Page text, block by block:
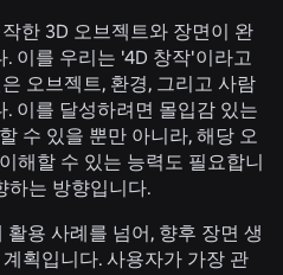
한 3D 오브젝트와 장면이 완
이를 우리는 '4D 창작'이라고
오브젝트, 환경, 그리고 사람
이를 달성하려면 몰입감 있는
수 있을 뿐만 아니라, 해당 오
해할 수 있는 능력도 필요합니
하는 방향입니다.
용 사례를 넘어, 향후 장면 생
획입니다. 사용자가 가장 관